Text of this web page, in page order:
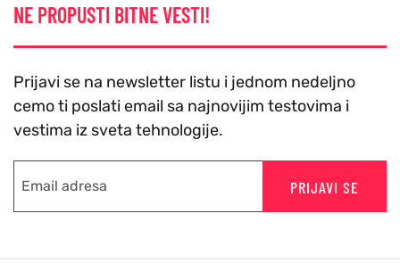
NE PROPUSTI BITNE VESTI!
Prijavi se na newsletter listu i jednom nedeljno
cemo ti poslati email sa najnovijim testovima i
vestima iz sveta tehnologije.
PRIJAVI SE